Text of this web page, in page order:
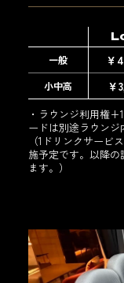
一般
￥
小中高 ￥
・ラウンジ利用権
ードは別途ラウンジ
（1ドリンクサービ
施予定です。以降
ます。）